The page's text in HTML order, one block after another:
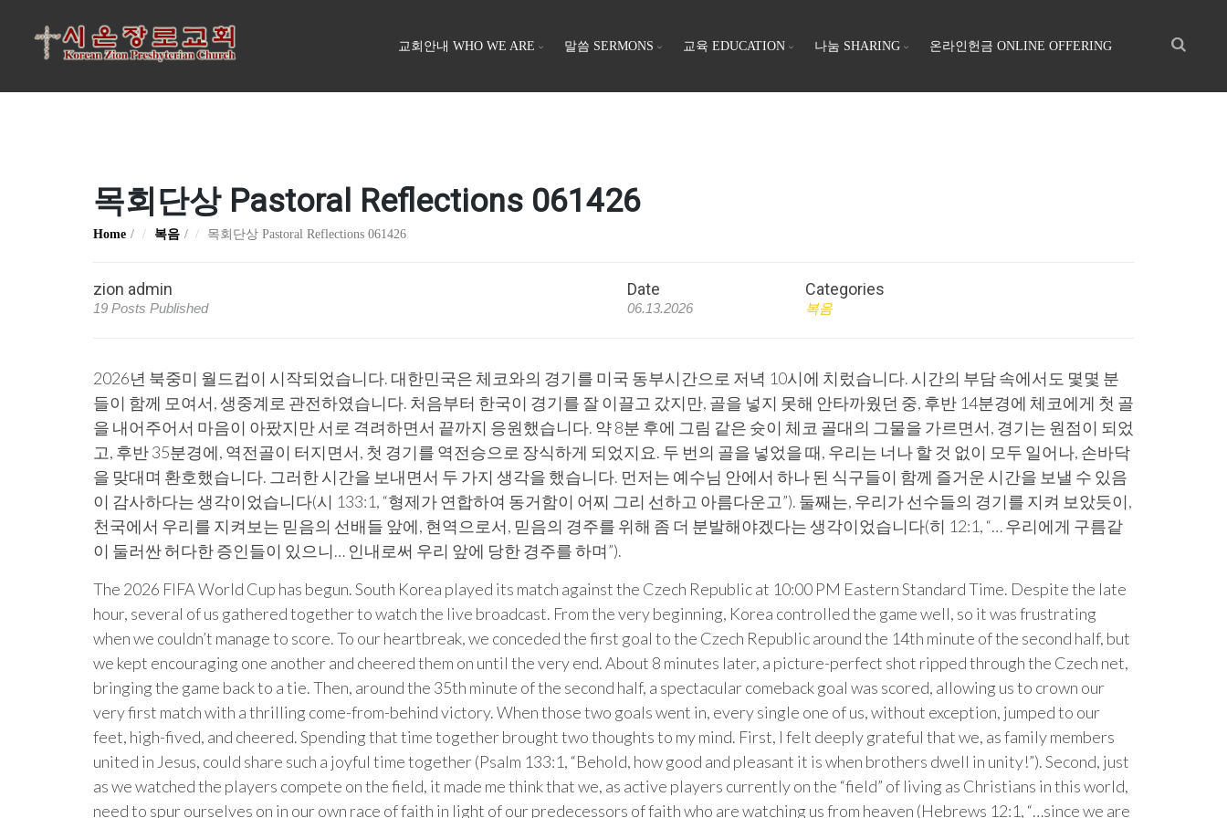
교회안내 WHO WE ARE 말씀 SERMONS 교육 EDUCATION 나눔 SHARING 온라인헌금 ONLINE OFFERING
목회단상 Pastoral Reflections 061426
Home 복음 목회단상 Pastoral Reflections 061426
zion admin
19 Posts Published
Date
06.13.2026
Categories
복음
2026년 북중미 월드컵이 시작되었습니다. 대한민국은 체코와의 경기를 미국 동부시간으로 저녁 10시에 치렀습니다. 시간의 부담 속에서도 몇몇 분
들이 함께 모여서, 생중계로 관전하였습니다. 처음부터 한국이 경기를 잘 이끌고 갔지만, 골을 넣지 못해 안타까웠던 중, 후반 14분경에 체코에게 첫 골
을 내어주어서 마음이 아팠지만 서로 격려하면서 끝까지 응원했습니다. 약 8분 후에 그림 같은 슛이 체코 골대의 그물을 가르면서, 경기는 원점이 되었
고, 후반 35분경에, 역전골이 터지면서, 첫 경기를 역전승으로 장식하게 되었지요. 두 번의 골을 넣었을 때, 우리는 너나 할 것 없이 모두 일어나, 손바닥
을 맞대며 환호했습니다. 그러한 시간을 보내면서 두 가지 생각을 했습니다. 먼저는 예수님 안에서 하나 된 식구들이 함께 즐거운 시간을 보낼 수 있음
이 감사하다는 생각이었습니다(시 133:1, “형제가 연합하여 동거함이 어찌 그리 선하고 아름다운고”). 둘째는, 우리가 선수들의 경기를 지켜 보았듯이,
천국에서 우리를 지켜보는 믿음의 선배들 앞에, 현역으로서, 믿음의 경주를 위해 좀 더 분발해야겠다는 생각이었습니다(히 12:1, “… 우리에게 구름같
이 둘러싼 허다한 증인들이 있으니… 인내로써 우리 앞에 당한 경주를 하며”).
The 2026 FIFA World Cup has begun. South Korea played its match against the Czech Republic at 10:00 PM Eastern Standard Time. Despite the late
hour, several of us gathered together to watch the live broadcast. From the very beginning, Korea controlled the game well, so it was frustrating
when we couldn’t manage to score. To our heartbreak, we conceded the first goal to the Czech Republic around the 14th minute of the second half, but
we kept encouraging one another and cheered them on until the very end. About 8 minutes later, a picture-perfect shot ripped through the Czech net,
bringing the game back to a tie. Then, around the 35th minute of the second half, a spectacular comeback goal was scored, allowing us to crown our
very first match with a thrilling come-from-behind victory. When those two goals went in, every single one of us, without exception, jumped to our
feet, high-fived, and cheered. Spending that time together brought two thoughts to my mind. First, I felt deeply grateful that we, as family members
united in Jesus, could share such a joyful time together (Psalm 133:1, “Behold, how good and pleasant it is when brothers dwell in unity!”). Second, just
as we watched the players compete on the field, it made me think that we, as active players currently on the “field” of living as Christians in this world,
need to spur ourselves on in our own race of faith in light of our predecessors of faith who are watching us from heaven (Hebrews 12:1, “…since we are